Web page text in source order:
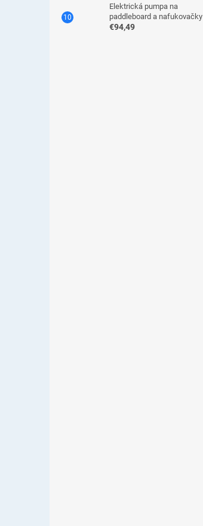
Elektrická pumpa na
paddleboard a nafukovačky
€94,49